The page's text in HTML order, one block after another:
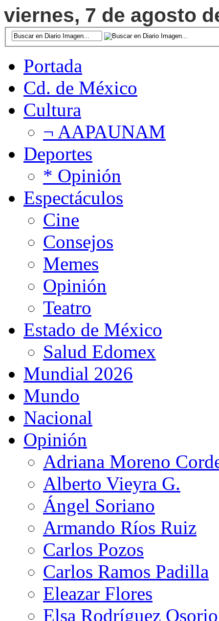
viernes, 7 de agosto
Portada
Cd. de México
Cultura
¬ AAPAUNAM
Deportes
* Opinión
Espectáculos
Cine
Consejos
Memes
Opinión
Teatro
Estado de México
Salud Edomex
Mundial 2026
Mundo
Nacional
Opinión
Adriana Moreno
Alberto Vieyra G.
Ángel Soriano
Armando Ríos Ruiz
Carlos Pozos
Carlos Ramos Padilla
Eleazar Flores
Elsa Rodríguez Osorio